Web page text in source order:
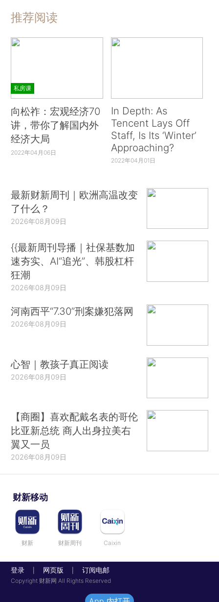
推荐阅读
私房课
向松祚：宏观经济70
讲，带你了解国内外
经济大局
2022年04月06日
In Depth: As
Tencent Lays Off
Staff, Is Its ‘Winter’
Approaching?
2022年04月01日
最新财新周刊｜欧洲高温改变
了什么？
2026年08月09日
{{最新周刊导播｜社保基数加
速夯实、AI“追光”、韩股杠杆
狂潮
2026年08月09日
河南西平“7.30”刑案嫌犯落网
2026年08月09日
心智｜教孩子真正阅读
2026年08月09日
【商圈】喜欢配戴名表的哥伦
比亚新总统 商人出身拉美右
翼又一员
2026年08月09日
财新移动
财新 财新周刊 Caixin
登录 网页版 订阅电邮
Copyright 财新网 All Rights Reserved